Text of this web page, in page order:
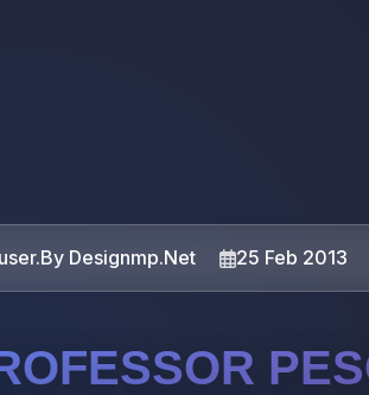
user.By Designmp.Net 25 Feb 2013